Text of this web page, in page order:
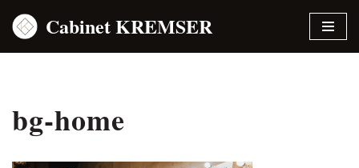
Aller
Cabinet KREMSER
bg-home